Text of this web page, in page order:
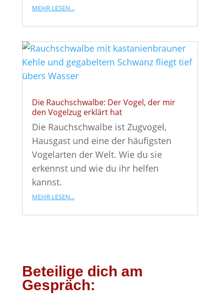
mehr lesen...
Die Rauchschwalbe: Der Vogel, der mir
den Vogelzug erklärt hat
Die Rauchschwalbe ist Zugvogel,
Hausgast und eine der häufigsten
Vogelarten der Welt. Wie du sie
erkennst und wie du ihr helfen
kannst.
mehr lesen...
Beteilige dich am
Gespräch: